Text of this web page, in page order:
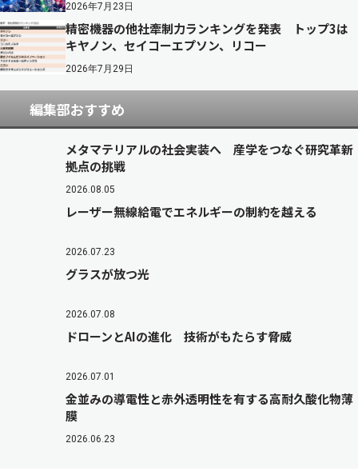
2026年7月23日
精密機器の他社牽制力ランキングを発表 トップ3は
キヤノン、セイコーエプソン、リコー
2026年7月29日
編集部おすすめ
メタマテリアルの社会実装へ 産学をつなぐ研究革新
拠点の挑戦
2026.08.05
レーザー無線給電でエネルギーの制約を越える
2026.07.23
グラスが放つ光
2026.07.08
ドローンとAIの進化 技術がもたらす脅威
2026.07.01
金並みの導電性と赤外透明性を有する高耐久酸化物薄
膜
2026.06.23